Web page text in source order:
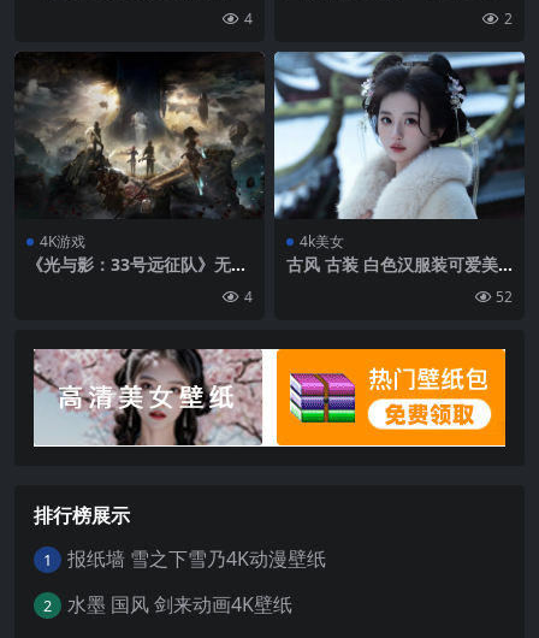
4 2
4K游戏
《光与影：33号远征队》无水
4
4k美女
古风 古装 白色汉服装可爱美
52
排行榜展示
1 报纸墙 雪之下雪乃4K动漫壁纸
2
水墨 国风 剑来动画4K壁纸